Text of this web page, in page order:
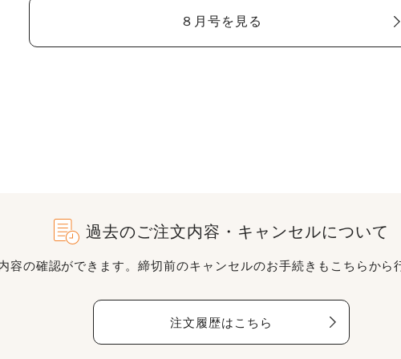
８月号を見る
過去のご注文内容・キャンセルについて
容の確認ができます。締切前のキャンセルのお手続きもこちらから
注文履歴はこちら